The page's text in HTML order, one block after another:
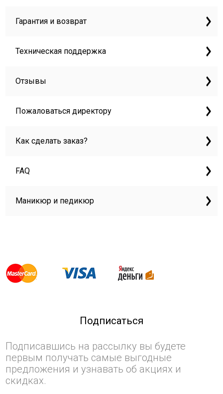
Гарантия и возврат
Техническая поддержка
Отзывы
Пожаловаться директору
Как сделать заказ?
FAQ
Маникюр и педикюр
Подписаться
Подписавшись на рассылку вы будете
первым получать самые выгодные
предложения и узнавать об акциях и
скидках.